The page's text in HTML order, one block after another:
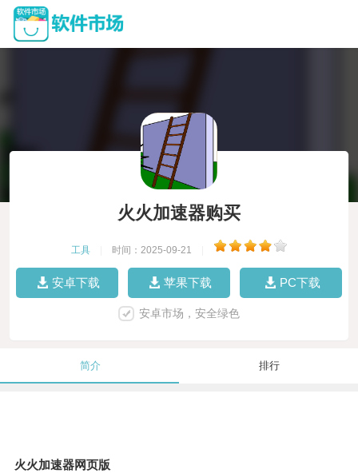
火火加速器购买
工具 时间：2025-09-21
安卓下载 苹果下载 PC下载
安卓市场，安全绿色
简介 排行
火火加速器网页版